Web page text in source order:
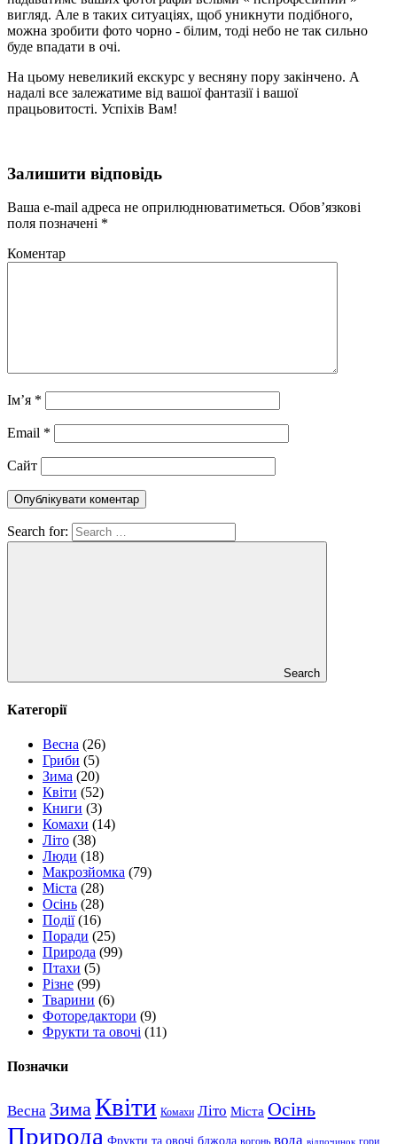
вигляд. Але в таких ситуаціях, щоб уникнути подібного,
можна зробити фото чорно - білим, тоді небо не так сильно
буде впадати в очі.
На цьому невеликий екскурс у весняну пору закінчено. А
надалі все залежатиме від вашої фантазії і вашої
працьовитості. Успіхів Вам!
Залишити відповідь
Ваша e-mail адреса не оприлюднюватиметься. Обов’язкові
поля позначені *
Коментар
Ім’я *
Email *
Сайт
Search for:
Search
Категорії
Весна (26)
Гриби (5)
Зима (20)
Квіти (52)
Книги (3)
Комахи (14)
Літо (38)
Люди (18)
Макрозйомка (79)
Міста (28)
Осінь (28)
Події(16)
Поради (25)
Природа (99)
Птахи (5)
Різне (99)
Тварини (6)
Фоторедактори (9)
Фрукти та овочі (11)
Позначки
Весна ЗимаКвіти Комахи Літо Міста Осінь
Природа Фрукти та овочі бджола вода